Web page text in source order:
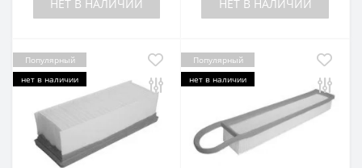
НЕТ В НАЛИЧИИ НЕТ В НАЛИЧИИ
Популярный
нет в наличии
Популярный
нет в наличии